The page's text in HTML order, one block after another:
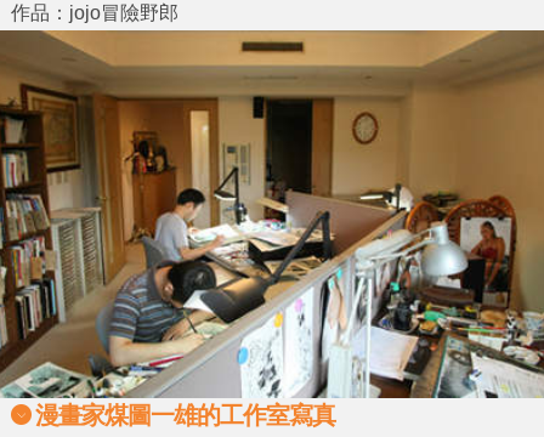
作品：jojo冒險野郎
漫畫家煤圖一雄的工作室寫真